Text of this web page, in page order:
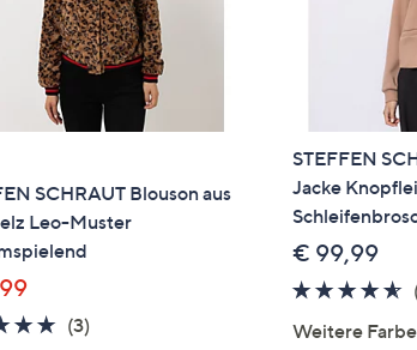
SCHRAUT Blouson aus
Leo-Muster
4.7
(3)3
STEFFEN
Jacke
€ 99,99
Weitere